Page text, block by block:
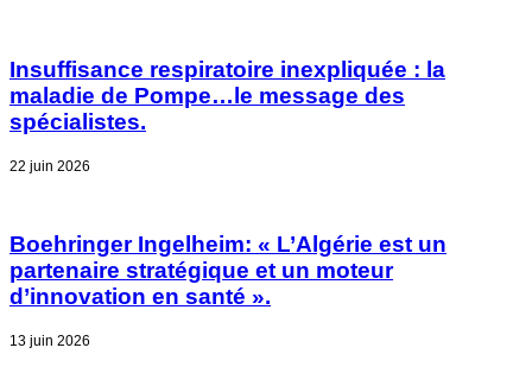
Insuffisance respiratoire inexpliquée : la
maladie de Pompe…le message des
spécialistes.
22 juin 2026
Boehringer Ingelheim: « L’Algérie est un
partenaire stratégique et un moteur
d’innovation en santé ».
13 juin 2026